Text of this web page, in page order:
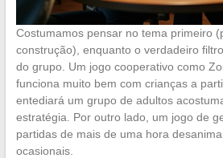
Costumamos pensar no tema primeiro
construção), enquanto o verdadeiro
do grupo. Um jogo cooperativo como
funciona muito bem com crianças a
entediará um grupo de adultos
estratégia. Por outro lado, um jogo de
partidas de mais de uma hora
ocasionais.